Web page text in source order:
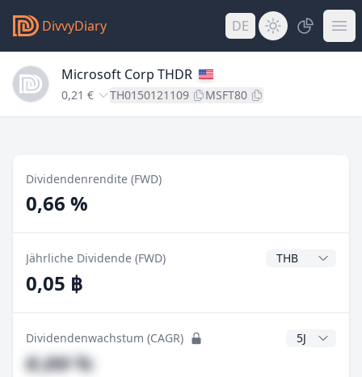
DivvyDiary DE
Microsoft Corp THDR
0,21 € TH0150121109 MSFT80
Dividendenrendite (FWD)
0,66 %
Jährliche Dividende (FWD)
0,05 ฿
Dividendenwachstum (CAGR) CAGR Jahre
#,## %